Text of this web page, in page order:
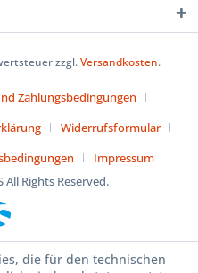
zzgl.Versandkosten.
Zahlungsbedingungen
Widerrufsformular
Impressum
All Rights Reserved.
die für den technischen